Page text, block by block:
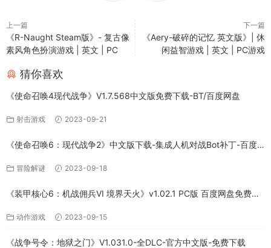
上一篇
《R-Naught Steam版》- 复古像
素风角色扮演游戏 | 英文 | PC
下一篇
《Aery-破碎的记忆 英文版》| 休
闲益智游戏 | 英文 | PC游戏
猜你喜欢
《使命召唤4现代战争》V1.7.568中文版免费下载-BT/百度网盘
射击游戏 2023-09-21
《使命召唤6：现代战争2》中文版下载-集成人机对战Bot补丁-百度
冒险解谜 2023-09-18
《装甲核心6：机战佣兵VI 境界天火》v1.02.1 PC版 百度网盘免费下
动作游戏 2023-09-15
《战争号令：地狱之门》V1.031.0-全DLC-官方中文版-免费下载